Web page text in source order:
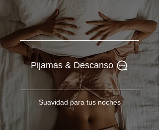
Pijamas & Descanso
Suavidad para tus noches